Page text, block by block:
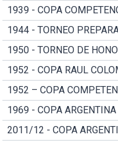
1939 - COPA
1944 - TORNEO
1950 - TORNEO DE
1952 - COPA RAUL
1952 – COPA
1969 - COPA ARGENTINA
2011/12 - COPA